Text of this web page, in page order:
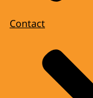
Contact